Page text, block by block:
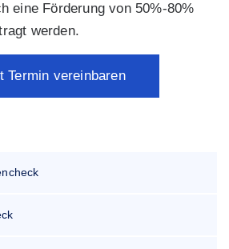
eine Förderung von 50%-80%
werden.
Termin vereinbaren